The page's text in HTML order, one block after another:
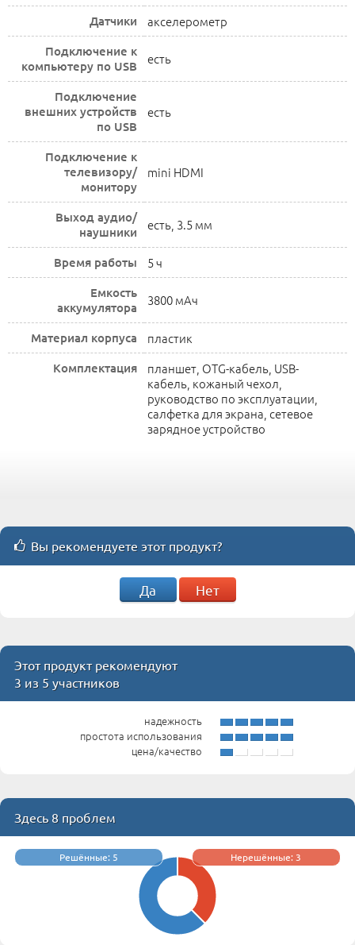
Датчики акселерометр
Подключение к
компьютеру по USB
есть
Подключение
внешних устройств
по USB
есть
Подключение к
телевизору/
монитору
mini HDMI
Выход аудио/
наушники
есть, 3.5 мм
Время работы 5 ч
Емкость
аккумулятора
3800 мАч
Материал корпуса пластик
Комплектация
планшет, OTG-кабель, USB-
кабель, кожаный чехол,
руководство по эксплуатации,
салфетка для экрана, сетевое
зарядное устройство
Вы рекомендуете этот продукт?
Да Нет
Этот продукт рекомендуют
3 из 5 участников
надежность
простота использования
цена/качество
Здесь 8 проблем
Решённые: 5 Нерешённые: 3